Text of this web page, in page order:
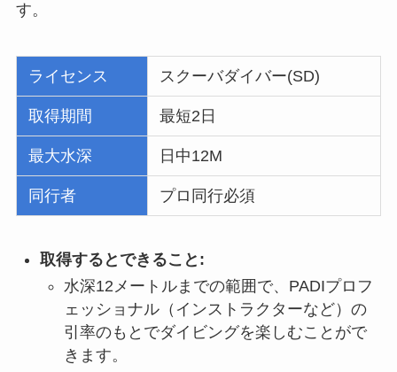
す。
ライセンス スクーバダイバー(SD)
取得期間 最短2日
最大水深 日中12M
同行者 プロ同行必須
取得するとできること:
水深12メートルまでの範囲で、PADIプロフ
ェッショナル（インストラクターなど）の
引率のもとでダイビングを楽しむことがで
きます。